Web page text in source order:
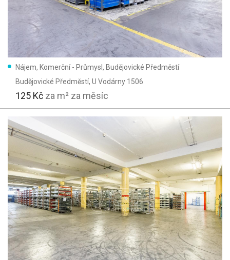
Vymazat vyhledávání
Nájem, Komerční - Průmysl, Budějovické Předměstí
Budějovické Předměstí, U Vodárny 1506
125 Kč za m² za měsíc